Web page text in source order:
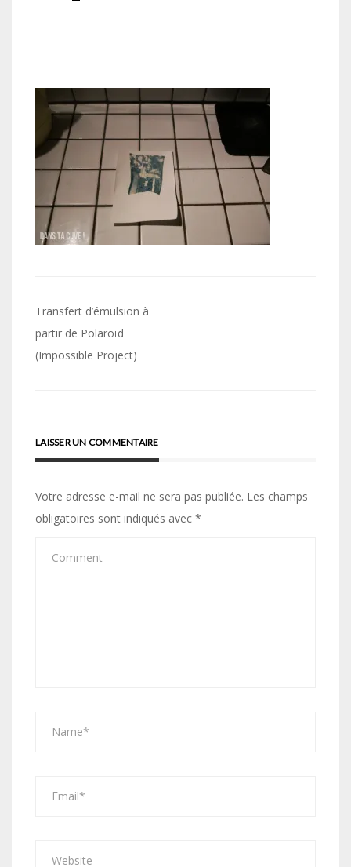
Navigation
de
l’article
Transfert d’émulsion à
partir de Polaroïd
(Impossible Project)
LAISSER UN COMMENTAIRE
Votre adresse e-mail ne sera pas publiée. Les champs
obligatoires sont indiqués avec *